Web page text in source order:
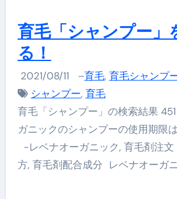
育毛「シャンプー」
る！
2021/08/11 –育毛, 育毛シャンプ
シャンプー, 育毛
育毛「シャンプー」の検索結果
ガニックのシャンプーの使用期限
-レベナオーガニック, 育毛剤注
方, 育毛剤配合成分 レベナオーガ